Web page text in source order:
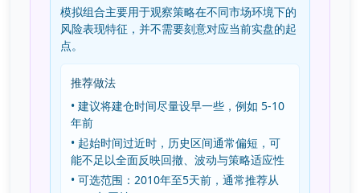
模拟组合主要用于观察策略在不同市场环境下的
风险表现特征，并不需要刻意对应当前实盘的起
点。
推荐做法
• 建议将建仓时间尽量设早一些，例如 5-10
年前
• 起始时间过近时，历史区间通常偏短，可
能不足以全面反映回撤、波动与策略适应性
• 可选范围：2010年至5天前，通常推荐从